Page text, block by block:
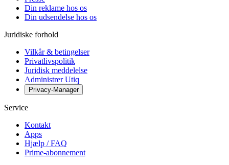
Din reklame hos os
Din udsendelse hos os
Juridiske forhold
Vilkår & betingelser
Privatlivspolitik
Juridisk meddelelse
Administrer Utiq
Privacy-Manager
Service
Kontakt
Apps
Hjælp / FAQ
Prime-abonnement